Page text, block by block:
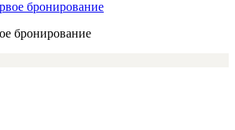
бронирование